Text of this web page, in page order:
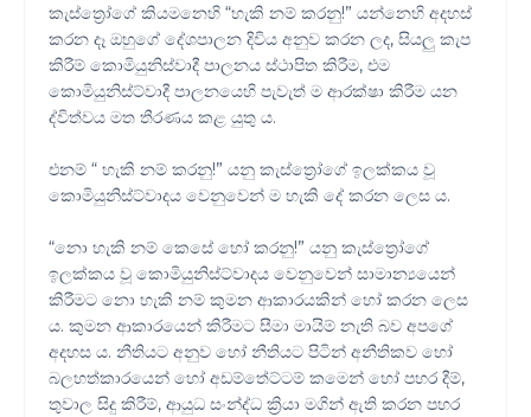
කැස්ත්‍රෝගේ කියමනෙහි “හැකි නම් කරනු!” යන්නෙහි අදහස්
කරන දෑ ඔහුගේ දේශපාලන දිවිය අනුව කරන ලද, සියලු කැප
කිරීම් කොමියුනිස්වාදී පාලනය ස්ථාපිත කිරීම, එම
කොමියුනිස්ට්වාදී පාලනයෙහි පැවැත් ම ආරක්ෂා කිරීම යන
ද්විත්වය මත තීරණය කළ යුතු ය.
එනම් “ හැකි නම් කරනු!” යනු කැස්ත්‍රෝගේ ඉලක්කය වූ
කොමියුනිස්ට්වාදය වෙනුවෙන් ම හැකි දේ කරන ලෙස ය.
“නො හැකි නම් කෙසේ හෝ කරනු!” යනු කැස්ත්‍රෝගේ
ඉලක්කය වූ කොමියුනිස්ට්වාදය වෙනුවෙන් සාමාන්‍යයෙන්
කිරීමට නො හැකි නම් කුමන ආකාරයකින් හෝ කරන ලෙස
ය. කුමන ආකාරයෙන් කිරීමට සීමා මායිම් නැති බව අපගේ
අදහස ය. නීතියට අනුව හෝ නීතියට පිටින් අනීතිකව හෝ
බලහත්කාරයෙන් හෝ අඩම්තේට්ටම් කමෙන් හෝ පහර දීම්,
තුවාල සිදු කිරීම්, ආයුධ සංන්ද්ධ ක්‍රියා මගින් ඇති කරන පහර